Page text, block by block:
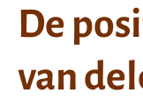
De
van